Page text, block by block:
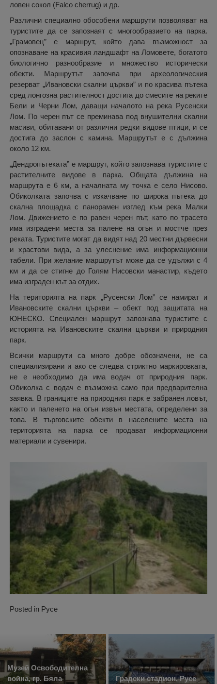
ловен сокол (Falco cherrug) и др.
Различни специално обособени маршрути позволяват на
туристите да се запознаят с многообразието на парка.
„Грамовец” е маршрут, който дава възможност за
опознаване на красивия ландшафт на Ломовете, богатото
биологично разнообразие и множество исторически
обекти. Маршрутът започва при археологическия
резерват „Ивановски скални църкви” и по красива пътека
сред лонгозна растителност достига до смесите на реките
Бели и Черни Лом, даващи началото на река Русенски
Лом. По черен път се преминава под внушителни скални
масиви, обитавани от различни редки видове птици, и се
достига до заслон с камина. Маршрутът е с дължина
около 12 км.
„Дендропътеката” е маршрут, който запознава туристите с
растителните видове в парка. Общата дължина на
маршрута е 6 км, а началната му точка е село Нисово.
Обиколката започва с изкачване по широка пътека до
скална площадка с панорамен изглед към река Малки
Лом. Движението е по равен черен път, като по трасето
има изградени места за палене на огън и мостче през
реката. Туристите могат да видят над 20 местни дървесни
и храстови вида, а за улеснение има информационни
табели. При желание маршрутът може да се удължи с 4
км и да се стигне до Голям Нисовски манастир, където
има изграден кът за отдих.
На територията на парк „Русенски Лом” се намират и
Ивановските скални църкви – обект под защитата на
ЮНЕСКО. Специален маршрут запознава туристите с
историята на Ивановските скални църкви и природния
парк.
Всички маршрути са много добре обозначени, не са
специализирани и ако се следва стриктно маркировката,
не е необходимо да има водач от природния парк.
Обиколка с водач е възможна само при предварителна
заявка. В границите на природния парк е забранен ловът,
както и паленето на огън извън местата, определени за
това. В търговските обекти в населените места на
територията на парка се продават информационни
материали и сувенири.
Posted in Русе
Музей Освободителна
война, гр. Бяла
Градски стадион, Русе